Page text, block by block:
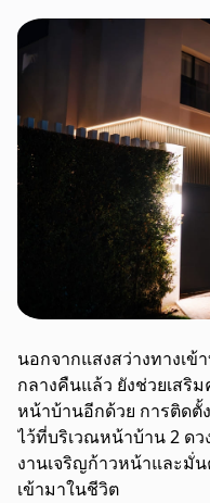
นอกจากแสงสว่างทางเข้
กลางคืนแล้ว ยังช่วยเสริ
หน้าบ้านอีกด้วย การติดตั้
ไว้ที่บริเวณหน้าบ้าน 2 ด
งานเจริญก้าวหน้าและมั่น
เข้ามาในชีวิต